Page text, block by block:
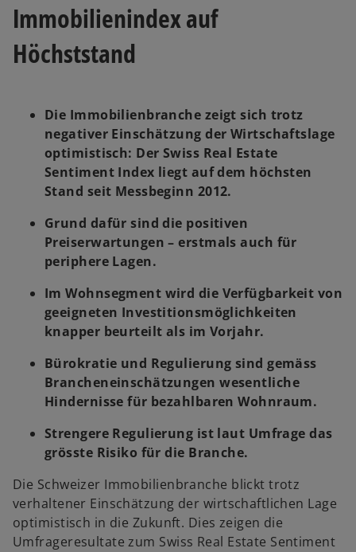
Immobilienindex auf
Höchststand
Die Immobilienbranche zeigt sich trotz
negativer Einschätzung der Wirtschaftslage
optimistisch: Der Swiss Real Estate
Sentiment Index liegt auf dem höchsten
Stand seit Messbeginn 2012.
Grund dafür sind die positiven
Preiserwartungen – erstmals auch für
periphere Lagen.
Im Wohnsegment wird die Verfügbarkeit von
geeigneten Investitionsmöglichkeiten
knapper beurteilt als im Vorjahr.
Bürokratie und Regulierung sind gemäss
Brancheneinschätzungen wesentliche
Hindernisse für bezahlbaren Wohnraum.
Strengere Regulierung ist laut Umfrage das
grösste Risiko für die Branche.
Die Schweizer Immobilienbranche blickt trotz
verhaltener Einschätzung der wirtschaftlichen Lage
optimistisch in die Zukunft. Dies zeigen die
Umfrageresultate zum Swiss Real Estate Sentiment